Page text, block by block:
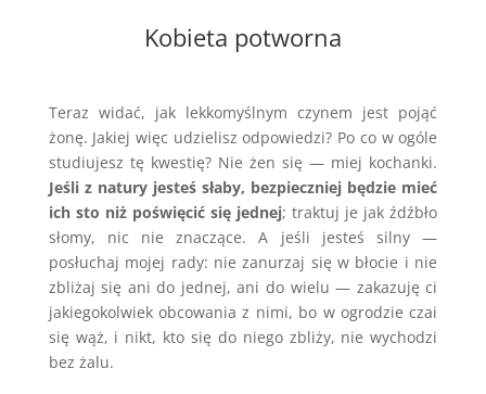
Kobieta potworna
Teraz widać, jak lekkomyślnym czynem jest pojąć
żonę. Jakiej więc udzielisz odpowiedzi? Po co w ogóle
studiujesz tę kwestię? Nie żen się — miej kochanki.
Jeśli z natury jesteś słaby, bezpieczniej będzie mieć
ich sto niż poświęcić się jednej; traktuj je jak źdźbło
słomy, nic nie znaczące. A jeśli jesteś silny —
posłuchaj mojej rady: nie zanurzaj się w błocie i nie
zbliżaj się ani do jednej, ani do wielu — zakazuję ci
jakiegokolwiek obcowania z nimi, bo w ogrodzie czai
się wąż, i nikt, kto się do niego zbliży, nie wychodzi
bez żalu.